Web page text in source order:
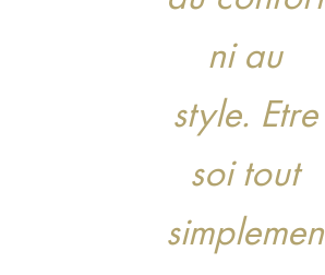
ni au
style. Etre
soi tout
simplemen